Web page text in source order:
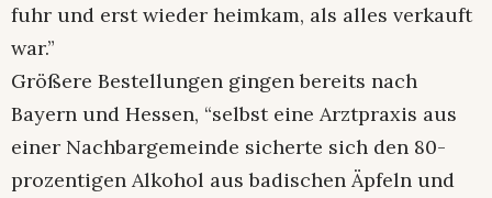
fuhr und erst wieder heimkam, als alles verkauft
war.”
Größere Bestellungen gingen bereits nach
Bayern und Hessen, “selbst eine Arztpraxis aus
einer Nachbargemeinde sicherte sich den 80-
prozentigen Alkohol aus badischen Äpfeln und